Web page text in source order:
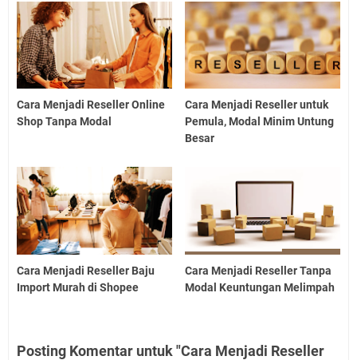
Cara Menjadi Reseller Online
Shop Tanpa Modal
Cara Menjadi Reseller untuk
Pemula, Modal Minim Untung
Besar
Cara Menjadi Reseller Baju
Import Murah di Shopee
Cara Menjadi Reseller Tanpa
Modal Keuntungan Melimpah
Posting Komentar untuk "Cara Menjadi Reseller